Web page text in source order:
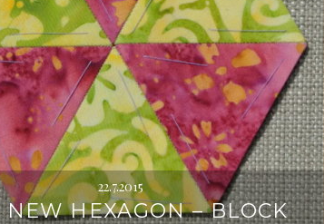
22.7.2015
NEW HEXAGON – BLOCK